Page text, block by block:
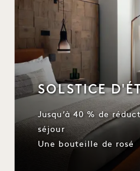
SOLSTICE
Jusqu’à 40 % de
séjour
Une bouteille de rosé